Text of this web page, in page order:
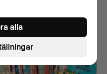
53 USD
alla